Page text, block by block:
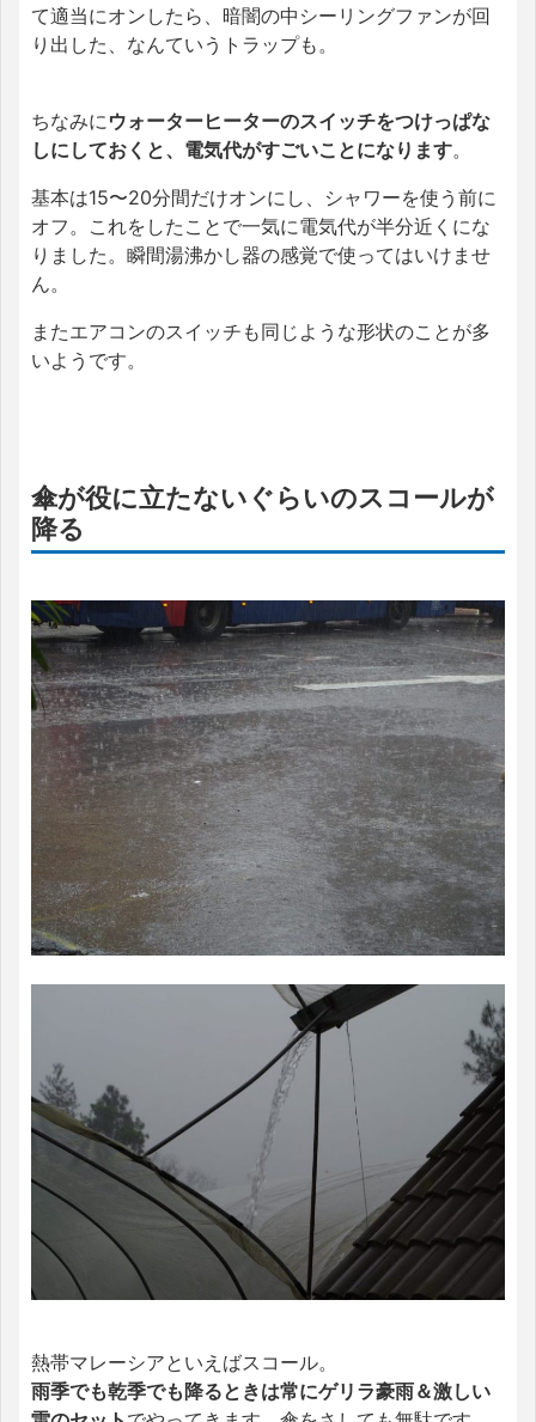
て適当にオンしたら、暗闇の中シーリングファンが回
り出した、なんていうトラップも。
ちなみにウォーターヒーターのスイッチをつけっぱな
しにしておくと、電気代がすごいことになります。
基本は15〜20分間だけオンにし、シャワーを使う前に
オフ。これをしたことで一気に電気代が半分近くにな
りました。瞬間湯沸かし器の感覚で使ってはいけませ
ん。
またエアコンのスイッチも同じような形状のことが多
いようです。
傘が役に立たないぐらいのスコールが
降る
熱帯マレーシアといえばスコール。
雨季でも乾季でも降るときは常にゲリラ豪雨＆激しい